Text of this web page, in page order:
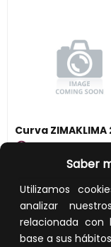
Saber
Utilizamos
analizar
relacionada con
base a sus
2200-1519
Impuestos no
AÑADIR A LA